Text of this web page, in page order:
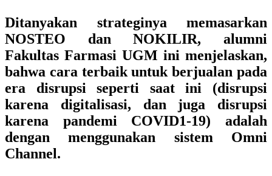
Ditanyakan strateginya memasarkan
NOSTEO dan NOKILIR, alumni
Fakultas Farmasi UGM ini menjelaskan,
bahwa cara terbaik untuk berjualan pada
era disrupsi seperti saat ini (disrupsi
karena digitalisasi, dan juga disrupsi
karena pandemi COVID1-19) adalah
dengan menggunakan sistem Omni
Channel.